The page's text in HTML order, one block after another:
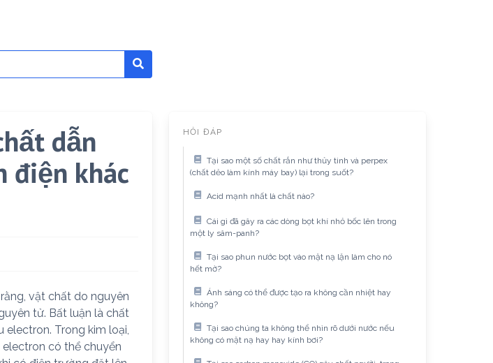
dẫn
điện khác
vật chất do nguyên
tử. Bất luận là chất
electron. Trong kim loại,
có thể chuyển
HỎI ĐÁP
Tại sao một số chất rắn như thủy tinh và perpex
(chất dẻo làm kính máy bay) lại trong suốt?
Acid mạnh nhất là chất nào?
Cái gì đã gây ra các dòng bọt khí nhỏ bốc lên trong
một ly sâm-panh?
Tại sao phun nước bọt vào mặt nạ lặn làm cho nó
hết mờ?
Ánh sáng có thể được tạo ra không cần nhiệt hay
không?
Tại sao chúng ta không thể nhìn rõ dưới nước nếu
không có mặt nạ hay hay kính bơi?